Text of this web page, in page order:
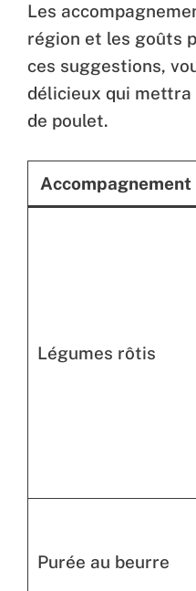
Les
région et les goûts
ces suggestions,
délicieux qui
de poulet.
Accompagnement
Légumes rôtis
Purée au beurre